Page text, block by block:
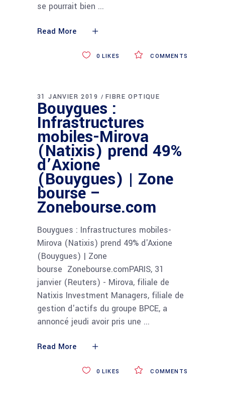
se pourrait bien
Read More
COMMENTS
0 LIKES
31 JANVIER 2019 FIBRE OPTIQUE
Bouygues :
Infrastructures
mobiles-Mirova
(Natixis) prend 49%
d’Axione
(Bouygues) | Zone
bourse –
Zonebourse.com
Bouygues : Infrastructures mobiles-
Mirova (Natixis) prend 49% d'Axione
(Bouygues) | Zone
bourse Zonebourse.comPARIS, 31
janvier (Reuters) - Mirova, filiale de
Natixis Investment Managers, filiale de
gestion d'actifs du groupe BPCE, a
annoncé jeudi avoir pris une
Read More
COMMENTS
0 LIKES